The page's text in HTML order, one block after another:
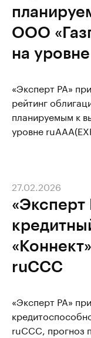
ООО
на
«Эксперт РА»
рейтинг
планируемым к
уровне
«Эксперт
ruССС
27.02.2026
«Эксперт РА»
ruССС, прогноз